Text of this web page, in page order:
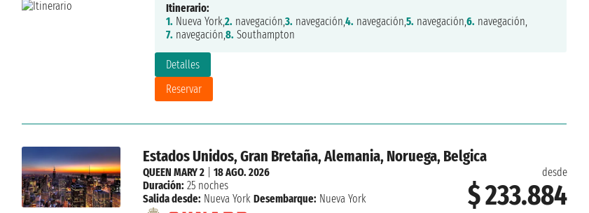
Detalles
Reservar
Itinerario:
1. Nueva York, 2. navegación, 3. navegación, 4. navegación, 5. navegación, 6. navegación,
7. navegación, 8. Southampton
Estados Unidos, Gran Bretaña, Alemania, Noruega, Belgica
desde
$ 233.884
QUEEN MARY 2 |18 AGO. 2026
Duración: 25 noches
Salida desde: Nueva York Desembarque: Nueva York